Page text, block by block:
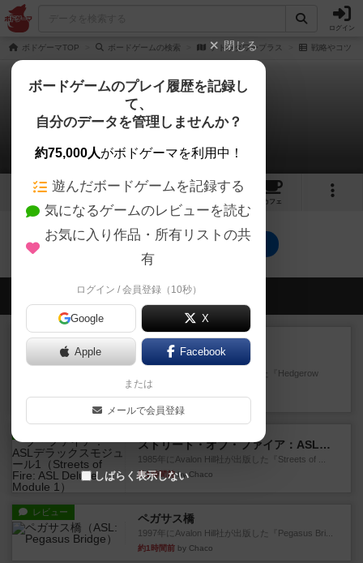
ログイン
ボドゲーマTOP ボードゲームの検索 テトラタワープラス 戦略やコツ
テトラタワープラス
0件の戦略やコツ
1 2
カフェ
テトラタワープラスのトップに戻る
会員の新しい投稿
レビュー
ヘッジロウ・ヘル
1987年にAvalon Hill社が出版した『Hedgerow
He...
約1時間前by Chaco
ストリート・オブ・ファイア：ASLデラックスモジュール1
1985年にAvalon Hill社が出版した『Streets of ...
約1時間前by Chaco
レビュー ペガサス橋
1997年にAvalon Hill社が出版した『Pegasus Bri...
約1時間前 by Chaco
閉じる
ボードゲームのプレイ履歴を記録し
て、
自分のデータを管理しませんか？
約75,000人がボドゲーマを利用中！
遊んだボードゲームを記録する
気になるゲームのレビューを読む
お気に入り作品・所有リストの共
有
ログイン / 会員登録（10秒）
Google X
Apple Facebook
または
メールで会員登録
しばらく表示しない